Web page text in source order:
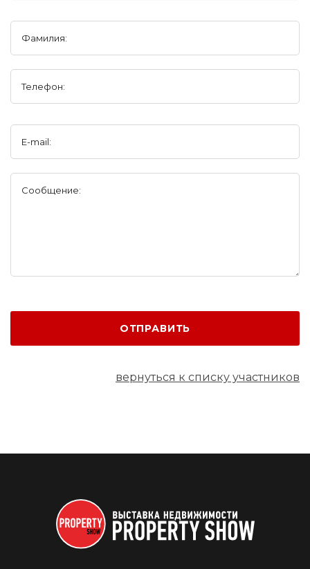
Фамилия:
Телефон:
E-mail:
Сообщение:
ОТПРАВИТЬ
вернуться к списку участников